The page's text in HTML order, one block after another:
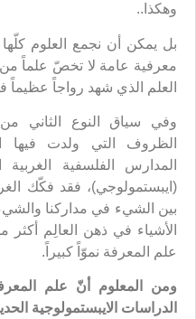
وهكذا..
بل يمكن أن نجمع العلوم
معرفية عامة لا تخصّ علماً من
العلم الذي شهد رواجاً عظيماً
وفي سياق النوع الثاني
الظروف التي ولدت
المدارس الفلسفية
(ايبستمولوجي)، فقد فكّك
بين الشيء في مداركنا
الأشياء في ذهن العالِم أكثر
علم المعرفة نموّاً كبيراً.
ومن المعلوم أنّ علم
الدراسات الايبستمولوجية